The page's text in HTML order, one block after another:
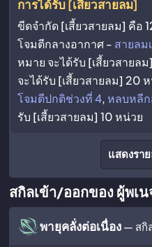
การได้รับ [เสี้ยวสายลม]
ขีดจำกัด [เสี้ยวสายลม] คือ
โจมตีกลางอากาศ - สายลม
หมาย จะได้รับ [เสี้ยวสายล
จะได้รับ [เสี้ยวสายลม] 20
โจมตีปกติช่วงที่ 4, หลบหลี
รับ [เสี้ยวสายลม] 10 หน่วย
แสดงรา
สกิลเข้า/ออกของ ผู้พเ
พายุคลั่งต่อเนื่อง — สกิ